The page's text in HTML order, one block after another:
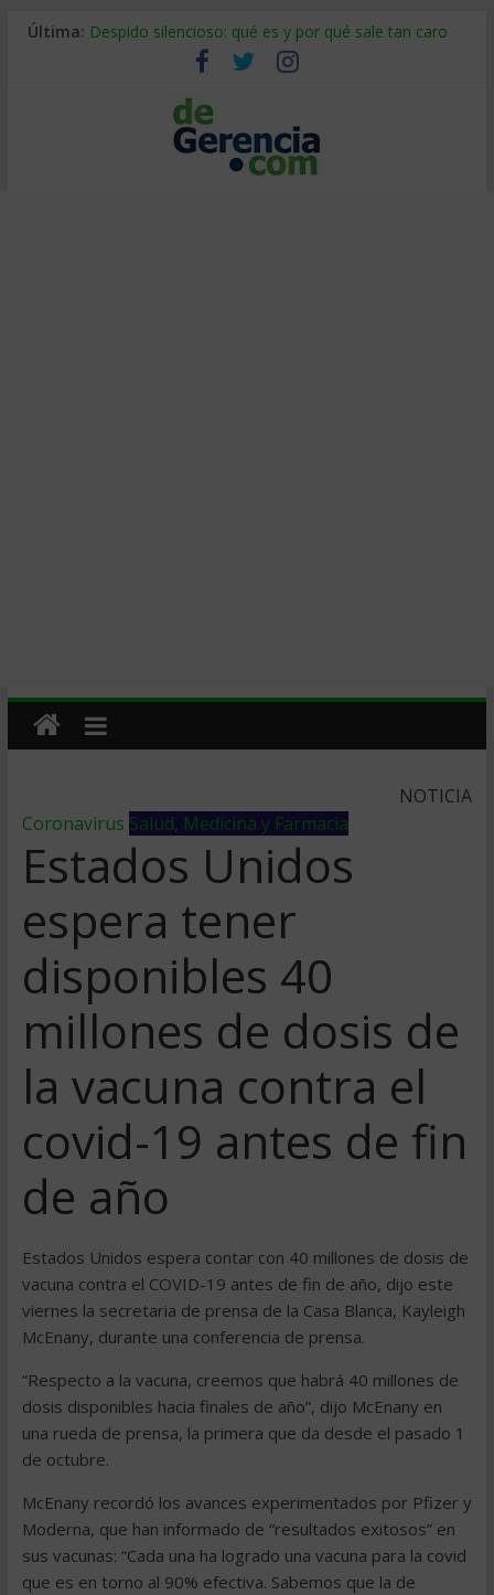
Última: Despido silencioso: qué es y por qué sale tan caro
La economía de Venezuela después del terremoto
Los 8 pasos de Kotter: liderar el cambio sin fracasar
Gestión de proyectos con IA: qué cambia en el oficio
IA y creatividad: cómo evitar que todos piensen igual
NOTICIA
Coronavirus Salud, Medicina y Farmacia
Estados Unidos
espera tener
disponibles 40
millones de dosis de
la vacuna contra el
covid-19 antes de fin
de año
Estados Unidos espera contar con 40 millones de dosis de
vacuna contra el COVID-19 antes de fin de año, dijo este
viernes la secretaria de prensa de la Casa Blanca, Kayleigh
McEnany, durante una conferencia de prensa.
“Respecto a la vacuna, creemos que habrá 40 millones de
dosis disponibles hacia finales de año”, dijo McEnany en
una rueda de prensa, la primera que da desde el pasado 1
de octubre.
McEnany recordó los avances experimentados por Pfizer y
Moderna, que han informado de “resultados exitosos” en
sus vacunas: “Cada una ha logrado una vacuna para la covid
que es en torno al 90% efectiva. Sabemos que la de